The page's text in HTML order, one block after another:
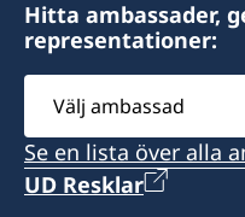
Hitta ambassader,
representationer:
Välj
ambassad
Se en lista över alla
UD Resklar